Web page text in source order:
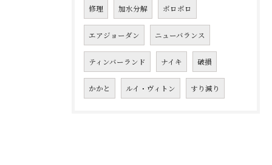
修理 加水分解 ボロボロ
エアジョーダン ニューバランス
ティンバーランド ナイキ 破損
かかと ルイ・ヴィトン すり減り